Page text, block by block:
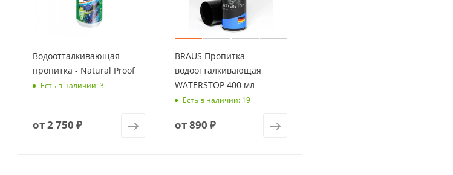
Водоотталкивающая
пропитка - Natural Proof
Есть в наличии: 3
от2 750 ₽
BRAUS Пропитка
водоотталкивающая
WATERSTOP 400 мл
Есть в наличии: 19
от890 ₽